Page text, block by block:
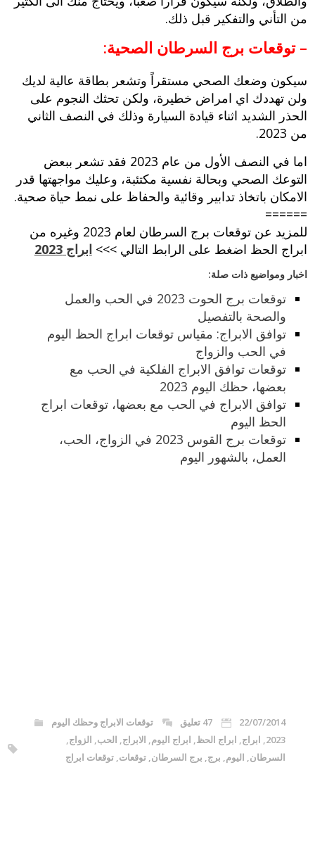
من التأني والتفكير قبل ذلك.
– توقعات برج السرطان الصحية:
سيكون وضعك الصحي مستقراً وتشعر بطاقة عالية لديك
ولن تهددك اي امراض خطيرة، ولكن تحثك النجوم على
الحذر الشديد اثناء قيادة السيارة وذلك في النصف الثاني
من 2023.
اما في النصف الأول من عام 2023 فقد تشعر ببعض
التوعك الصحي وبحالة نفسية مكتئبة، وعليك مواجهتها قدر
الامكان باتخاذ تدابير وقائية والحفاظ على نمط حياة صحية.
======
للمزيد عن توقعات برج السرطان لعام 2023 وغيره من
ابراج الحظ اضغط على الرابط التالي >>> ابراج 2023
اخبار ومواضيع ذات صلة:
توقعات برج الحوت 2023 في الحب والعمل
والصحة بالتفصيل
توافق الابراج: مقياس توقعات ابراج الحظ اليوم
في الحب والزواج
توقعات توافق الابراج الفلكية في الحب مع
بعضها، حظك اليوم 2023
توافق الابراج في الحب مع بعضها، توقعات ابراج
الحظ اليوم
توقعات برج القوس 2023 في الزواج، الحب،
العمل، بالشهور اليوم
22/07/2014 47 تعليق
توقعات الابراج وحظك اليوم
2023
, ابراج, ابراج الحظ, ابراج اليوم, الابراج, الحب, الزواج,
السرطان, اليوم, برج, برج السرطان,توقعات,توقعات ابراج